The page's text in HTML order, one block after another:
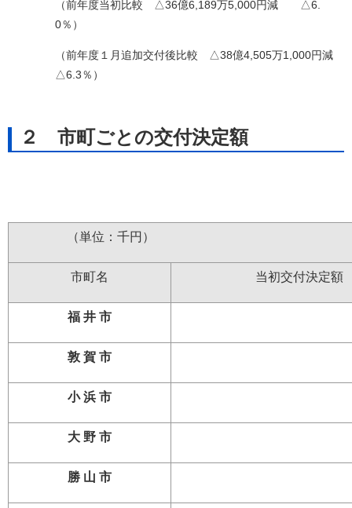
（前年度当初比較 △36億6,189万5,000円減 △6.
0％）
（前年度１月追加交付後比較 △38億4,505万1,000円減
△6.3％）
２ 市町ごとの交付決定額
（単位：千
市町名 当初交付決定額
福 井 市
敦 賀 市
小 浜 市
大 野 市
勝 山 市